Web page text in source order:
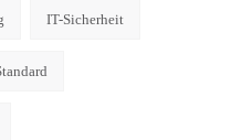
IT-Sicherheit